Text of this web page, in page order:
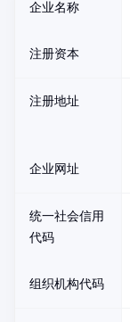
企业名称
注册资本
注册地址
企业网址
统一社会信用
代码
组织机构代码